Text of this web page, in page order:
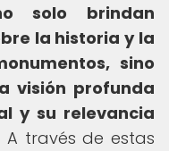
solo brindan
la historia y la
sino
visión profunda
y su relevancia
A través de estas